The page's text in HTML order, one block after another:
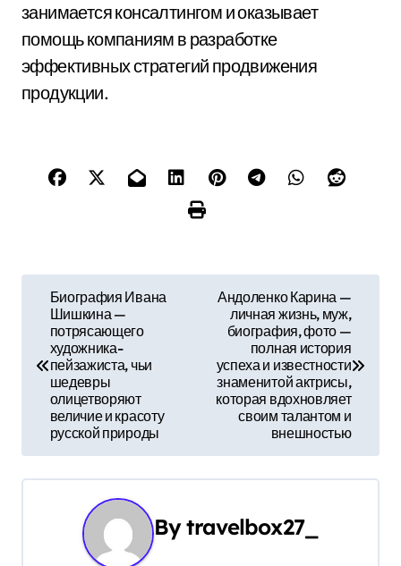
занимается консалтингом и оказывает
помощь компаниям в разработке
эффективных стратегий продвижения
продукции.
в
а
Биография Ивана
Шишкина —
потрясающего
художника-
пейзажиста, чьи
шедевры
олицетворяют
величие и красоту
русской природы
Андоленко Карина —
личная жизнь, муж,
биография, фото —
полная история
успеха и известности
знаменитой актрисы,
которая вдохновляет
своим талантом и
внешностью
Bytravelbox27_